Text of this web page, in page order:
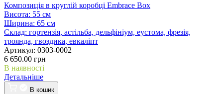
Композиція в круглій коробці Embrace Box
Висота: 55 см
Ширина: 65 см
Склад: гортензія, астільба, дельфініум, еустома, фрезія,
троянда, гвоздика, евкаліпт
Артикул: 0303-0002
6 650.00 грн
В наявності
Детальніше
В кошик